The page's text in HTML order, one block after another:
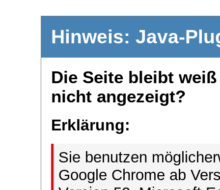
Hinweis: Java-
Die Seite bleibt
nicht angezeigt?
Erklärung:
Sie benutzen
Google Chrome ab